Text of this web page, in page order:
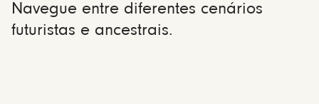
Navegue entre diferentes cenários
futuristas e ancestrais.